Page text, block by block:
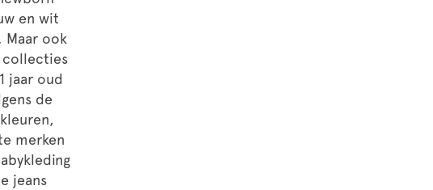
en wit
Maar ook
collecties
jaar oud
de
merken
jeans